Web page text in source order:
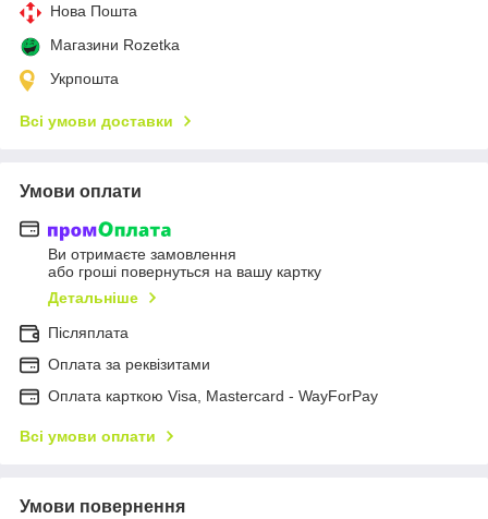
Нова Пошта
Магазини Rozetka
Укрпошта
Всі умови доставки
Умови оплати
Ви отримаєте замовлення
або гроші повернуться на вашу картку
Детальніше
Післяплата
Оплата за реквізитами
Оплата карткою Visa, Mastercard - WayForPay
Всі умови оплати
Умови повернення